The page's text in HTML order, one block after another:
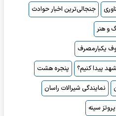
جنجالی‌ترین اخبار حوادث
و هنر
یکبارمصرف
پنجره هشت
نمایندگی شیرالات راسان
سینه